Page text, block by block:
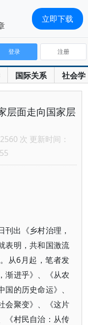
国际关系 社会学
登录 注册
层面走向国家层
次 更新时间：
出《乡村治理，
表明，共和国激流
从6月起，笔者发
渐进乎》、《从农
的历史命运》、
会聚变》、《这片
《村民自治：从传
立即下载